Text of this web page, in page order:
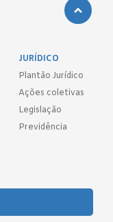
JURÍDICO
Plantão Jurídico
Ações coletivas
Legislação
Previdência